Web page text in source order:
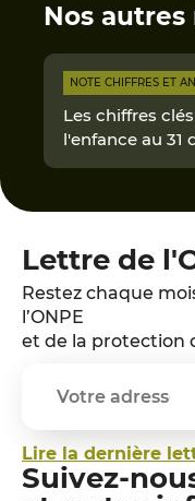
Nos autres
NOTE CHIFFRES ET
Les chiffres
l'enfance au 31
Lettre de
Restez chaque
l’ONPE
et de la protection
Lire la dernière
Suivez-